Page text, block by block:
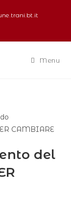
Menu
del